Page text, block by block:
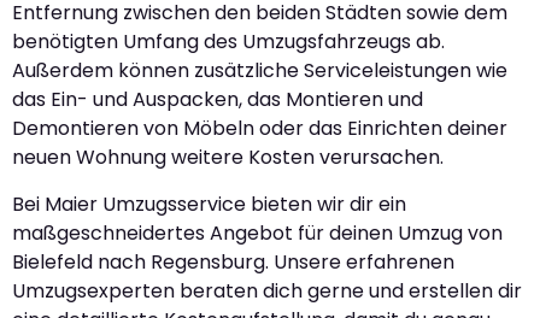
Entfernung zwischen den beiden Städten sowie dem
benötigten Umfang des Umzugsfahrzeugs ab.
Außerdem können zusätzliche Serviceleistungen wie
das Ein- und Auspacken, das Montieren und
Demontieren von Möbeln oder das Einrichten deiner
neuen Wohnung weitere Kosten verursachen.
Bei Maier Umzugsservice bieten wir dir ein
maßgeschneidertes Angebot für deinen Umzug von
Bielefeld nach Regensburg. Unsere erfahrenen
Umzugsexperten beraten dich gerne und erstellen dir